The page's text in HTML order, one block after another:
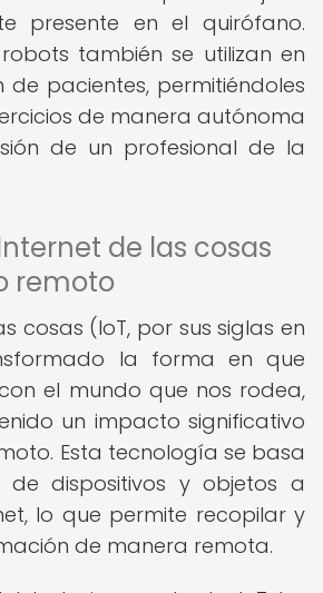
presente en el quirófano.
también se utilizan en
de pacientes, permitiéndoles
de manera autónoma
de un profesional de la
de las cosas
remoto
cosas (IoT, por sus siglas en
la forma en que
el mundo que nos rodea,
un impacto significativo
Esta tecnología se basa
de dispositivos y objetos a
lo que permite recopilar y
de manera remota.